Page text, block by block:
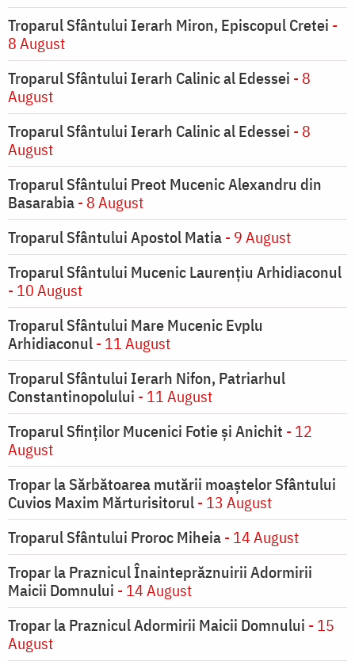
Troparul Sfântului Ierarh Miron, Episcopul Cretei -
8 August
Troparul Sfântului Ierarh Calinic al Edessei - 8
August
Troparul Sfântului Ierarh Calinic al Edessei - 8
August
Troparul Sfântului Preot Mucenic Alexandru din
Basarabia- 8 August
Troparul Sfântului Apostol Matia- 9 August
Troparul Sfântului Mucenic Laurențiu Arhidiaconul
- 10 August
Troparul Sfântului Mare Mucenic Evplu
Arhidiaconul- 11 August
Troparul Sfântului Ierarh Nifon, Patriarhul
Constantinopolului - 11 August
Troparul Sfinţilor Mucenici Fotie şi Anichit - 12
August
Tropar la Sărbătoarea mutării moaştelor Sfântului
Cuvios Maxim Mărturisitorul- 13 August
Troparul Sfântului Proroc Miheia- 14 August
Tropar la Praznicul Înainteprăznuirii Adormirii
Maicii Domnului - 14 August
Tropar la Praznicul Adormirii Maicii Domnului - 15
August